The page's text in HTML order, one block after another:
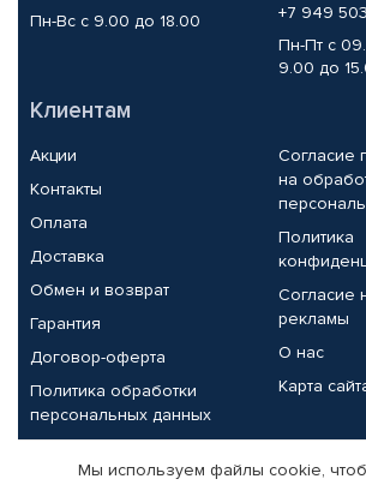
Пн-Вс с 9.00 до 18.00
+7 949
Пн-Пт с
9.00 до
Клиентам
Акции
Контакты
Оплата
Доставка
Обмен и возврат
Гарантия
Договор-оферта
Политика обработки
персональных данных
Согласие
на
Политика
Согласие
рекламы
О нас
Карта
Партнерам
Мы используем файлы cookie,